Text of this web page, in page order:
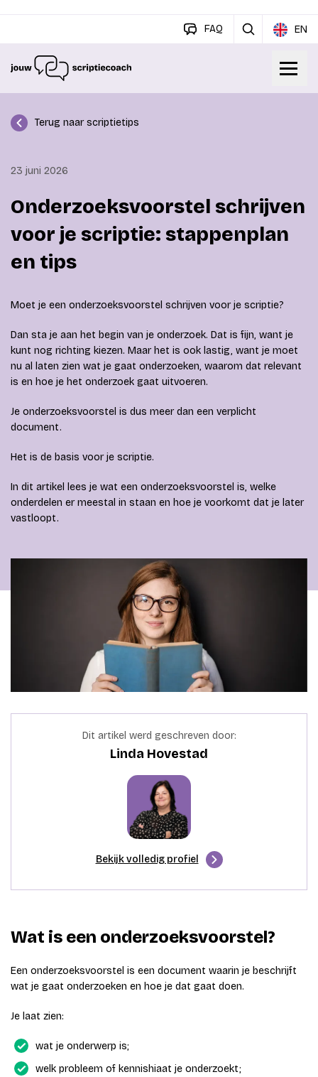
FAQ EN
Terug naar scriptietips
23 juni 2026
Onderzoeksvoorstel schrijven
voor je scriptie: stappenplan
en tips
Moet je een onderzoeksvoorstel schrijven voor je scriptie?
Dan sta je aan het begin van je onderzoek. Dat is fijn, want je
kunt nog richting kiezen. Maar het is ook lastig, want je moet
nu al laten zien wat je gaat onderzoeken, waarom dat relevant
is en hoe je het onderzoek gaat uitvoeren.
Je onderzoeksvoorstel is dus meer dan een verplicht
document.
Het is de basis voor je scriptie.
In dit artikel lees je wat een onderzoeksvoorstel is, welke
onderdelen er meestal in staan en hoe je voorkomt dat je later
vastloopt.
Dit artikel werd geschreven door:
Linda Hovestad
Bekijk volledig profiel
Wat is een onderzoeksvoorstel?
Een onderzoeksvoorstel is een document waarin je beschrijft
wat je gaat onderzoeken en hoe je dat gaat doen.
Je laat zien:
wat je onderwerp is;
welk probleem of kennishiaat je onderzoekt;